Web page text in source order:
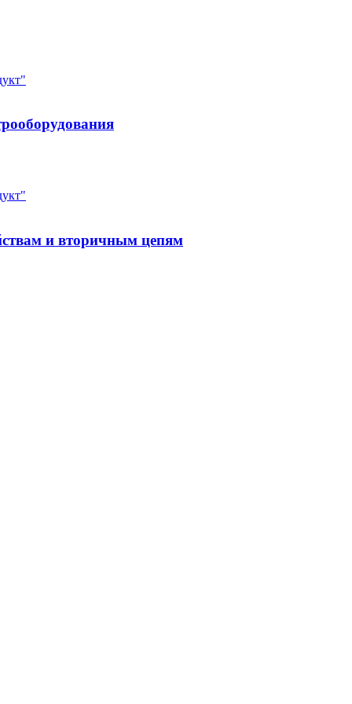
и вторичным цепям